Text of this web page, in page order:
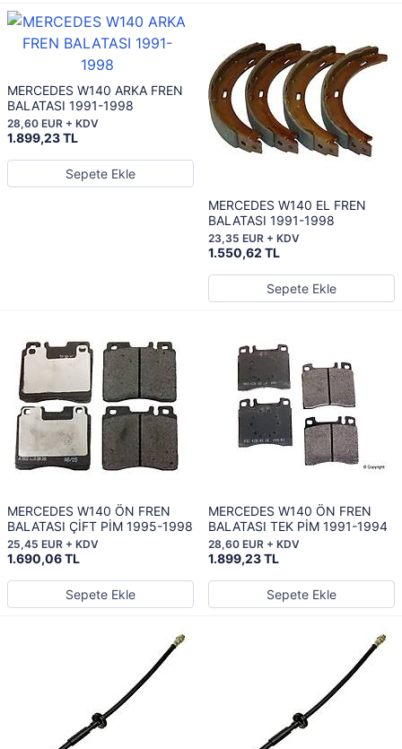
MERCEDES W140 ARKA FREN
BALATASI 1991-1998
1.899,23 TL
28,60 EUR + KDV
Sepete Ekle
MERCEDES W140 EL FREN
BALATASI 1991-1998
1.550,62 TL
23,35 EUR + KDV
Sepete Ekle
MERCEDES W140 ÖN FREN
BALATASI ÇİFT PİM 1995-1998
1.690,06 TL
25,45 EUR + KDV
Sepete Ekle
MERCEDES W140 ÖN FREN
BALATASI TEK PİM 1991-1994
1.899,23 TL
28,60 EUR + KDV
Sepete Ekle